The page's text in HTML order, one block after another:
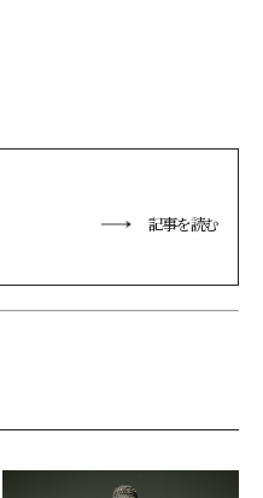
記事を読む